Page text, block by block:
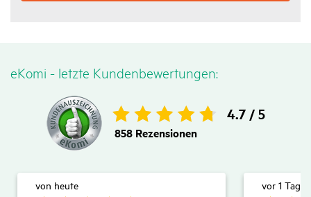
eKomi - letzte Kunden­be­wer­tungen:
von heute vor 1 Tag
4.7 /5
858 Rezensionen